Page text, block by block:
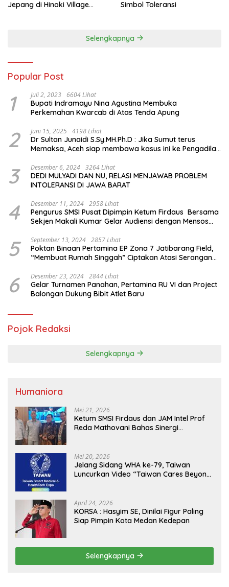
Jepang di Hinoki Village
Simbol Toleransi
Selengkapnya
Popular Post
1 Juli 2, 2023 6604 Lihat
Bupati Indramayu Nina Agustina Membuka
Perkemahan Kwarcab di Atas Tenda Apung
2 Juni 15, 2025 4198 Lihat
Dr Sultan Junaidi S.Sy.MH.Ph.D : Jika Sumut terus
Memaksa, Aceh siap membawa kasus ini ke Pengadilan
3 Desember 6, 2024 3264 Lihat
DEDI MULYADI DAN NU, RELASI MENJAWAB PROBLEM
INTOLERANSI DI JAWA BARAT
4 Desember 11, 2024 2958 Lihat
Pengurus SMSI Pusat Dipimpin Ketum Firdaus Bersama
Sekjen Makali Kumar Gelar Audiensi dengan Mensos
5 September 13, 2024 2857 Lihat
Poktan Binaan Pertamina EP Zona 7 Jatibarang Field,
“Membuat Rumah Singgah” Ciptakan Atasi Serangan
6 Desember 23, 2024 2844 Lihat
Gelar Turnamen Panahan, Pertamina RU VI dan Project
Balongan Dukung Bibit Atlet Baru
Pojok Redaksi
Selengkapnya
Humaniora
Mei 21, 2026
Ketum SMSI Firdaus dan JAM Intel Prof
Reda Mathovani Bahas Sinergi
MBG, Perkuat Pengawasan Program
Pemerintah
Mei 20, 2026
Jelang Sidang WHA ke-79, Taiwan
Luncurkan Video “Taiwan Cares Beyond
April 24, 2026
KORSA : Hasyim SE, Dinilai Figur Paling
Siap Pimpin Kota Medan Kedepan
Selengkapnya